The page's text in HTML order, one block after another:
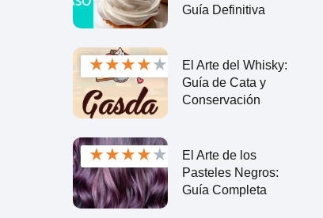
Guía Definitiva
★★★★★
El Arte del Whisky:
Guía de Cata y
Conservación
★★★★★
El Arte de los
Pasteles Negros:
Guía Completa